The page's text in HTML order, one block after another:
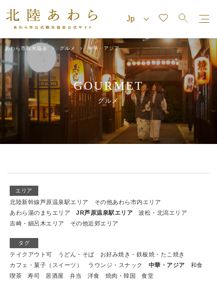
あわら市観光協会 グルメ 中華・アジア
GOURMET
グルメ
エリア
北陸新幹線芦原温泉駅エリア
その他あわら市内エリア
あわら湯のまちエリア
JR芦原温泉駅エリア
波松・北潟エリア
吉崎・細呂木エリア
その他近郊エリア
タグ
テイクアウト可 うどん・そば
お好み焼き・鉄板焼・たこ焼き
カフェ・菓子（スイーツ）
ラウンジ・スナック 中華・アジア
和食
喫茶
寿司 居酒屋 弁当 洋食 焼肉・韓国 食堂